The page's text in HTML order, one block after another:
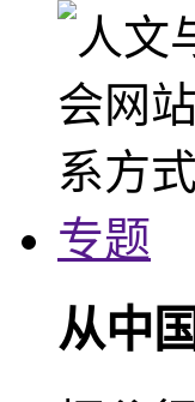
专题
从中